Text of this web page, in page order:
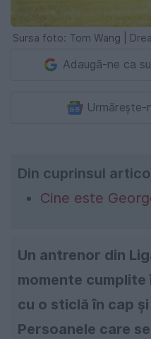
Sursa foto: Tom Wang |
Adaugă-ne ca
Urmărește-
Din cuprinsul
Cine este
Un antrenor din
momente
cu o sticlă în cap
Persoanele care